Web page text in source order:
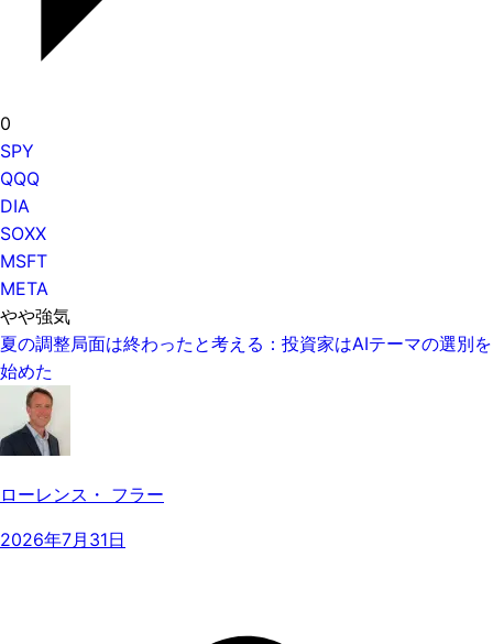
0
SPY
QQQ
DIA
SOXX
MSFT
META
やや強気
夏の調整局面は終わったと考える：投資家はAIテーマの選別を
始めた
ローレンス・ フラー
2026年7月31日